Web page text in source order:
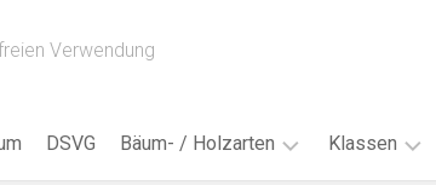
Verwendung
DSVG Bäum- / Holzarten Klassen